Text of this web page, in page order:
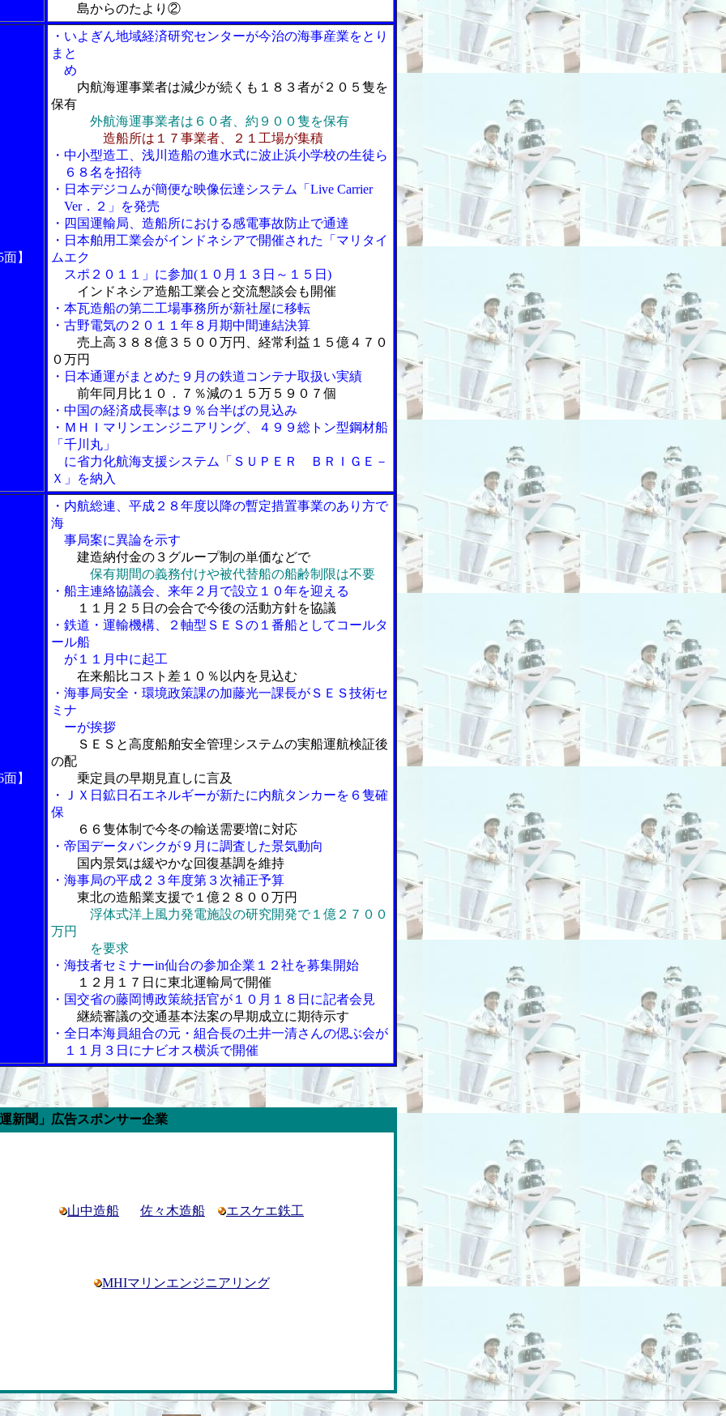
島からのたより②
】
・いよぎん地域経済研究センターが今治の海事産業をとり
まと
め
内航海運事業者は減少が続くも１８３者が２０５隻を
保有
外航海運事業者は６０者、約９００隻を保有
造船所は１７事業者、２１工場が集積
・中小型造工、浅川造船の進水式に波止浜小学校の生徒ら
６８名を招待
・日本デジコムが簡便な映像伝達システム「Live Carrier
Ver．２」を発売
・四国運輸局、造船所における感電事故防止で通達
・日本舶用工業会がインドネシアで開催された「マリタイ
ムエク
スポ２０１１」に参加(１０月１３日～１５日)
インドネシア造船工業会と交流懇談会も開催
・本瓦造船の第二工場事務所が新社屋に移転
・古野電気の２０１１年８月期中間連結決算
売上高３８８億３５００万円、経常利益１５億４７０
０万円
・日本通運がまとめた９月の鉄道コンテナ取扱い実績
前年同月比１０．７％減の１５万５９０７個
・中国の経済成長率は９％台半ばの見込み
・ＭＨＩマリンエンジニアリング、４９９総トン型鋼材船
「千川丸」
に省力化航海支援システム「ＳＵＰＥＲ ＢＲＩＧＥ－
Ｘ」を納入
】
・内航総連、平成２８年度以降の暫定措置事業のあり方で
海
事局案に異論を示す
建造納付金の３グループ制の単価などで
保有期間の義務付けや被代替船の船齢制限は不要
・船主連絡協議会、来年２月で設立１０年を迎える
１１月２５日の会合で今後の活動方針を協議
・鉄道・運輸機構、２軸型ＳＥＳの１番船としてコールタ
ール船
が１１月中に起工
在来船比コスト差１０％以内を見込む
・海事局安全・環境政策課の加藤光一課長がＳＥＳ技術セ
ミナ
ーが挨拶
ＳＥＳと高度船舶安全管理システムの実船運航検証後
の配
乗定員の早期見直しに言及
・ＪＸ日鉱日石エネルギーが新たに内航タンカーを６隻確
保
６６隻体制で今冬の輸送需要増に対応
・帝国データバンクが９月に調査した景気動向
国内景気は緩やかな回復基調を維持
・海事局の平成２３年度第３次補正予算
東北の造船業支援で１億２８００万円
浮体式洋上風力発電施設の研究開発で１億２７００
万円
を要求
・海技者セミナーin仙台の参加企業１２社を募集開始
１２月１７日に東北運輸局で開催
・国交省の藤岡博政策統括官が１０月１８日に記者会見
継続審議の交通基本法案の早期成立に期待示す
・全日本海員組合の元・組合長の土井一清さんの偲ぶ会が
１１月３日にナビオス横浜で開催
サー企業
山中造船 佐々木造船 エスケエ鉄工
MHIマリンエンジニアリング